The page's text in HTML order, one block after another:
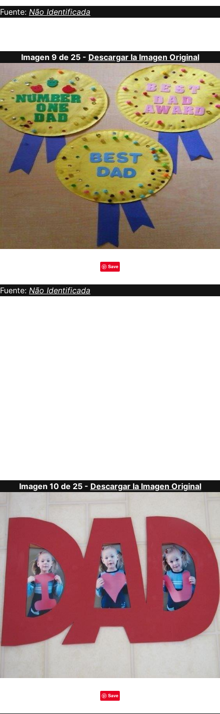
Fuente: Não Identificada
Imagen 9 de 25 - Descargar la Imagen Original
Save
Fuente: Não Identificada
Imagen 10 de 25 - Descargar la Imagen Original
Save